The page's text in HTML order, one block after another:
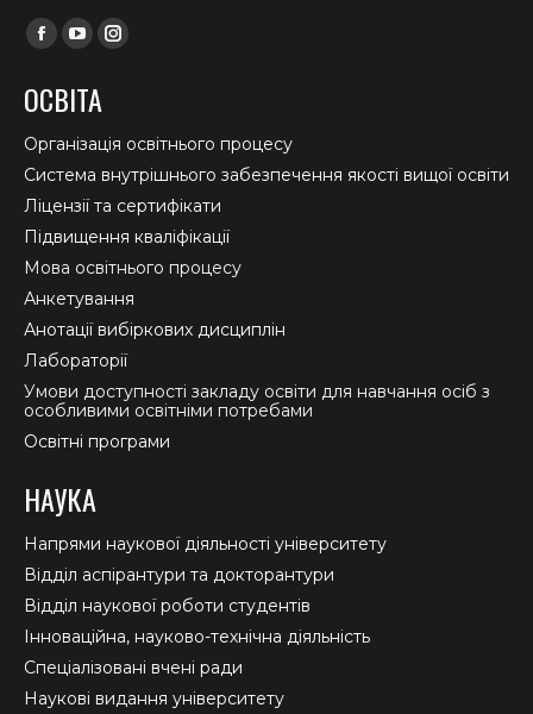
Find us on:
Facebook
opens
in
new
window
YouTube
opens
in
new
window
Instagram
in
new
window
ОСВІТА
Організація освітнього процесу
Система внутрішнього забезпечення якості вищої освіти
Ліцензії та сертифікати
Підвищення кваліфікації
Мова освітнього процесу
Анкетування
Анотації вибіркових дисциплін
Лабораторії
Умови доступності закладу освіти для навчання осіб з
особливими освітніми потребами
Освітні програми
НАУКА
Напрями наукової діяльності університету
Відділ аспірантури та докторантури
Відділ наукової роботи студентів
Інноваційна, науково-технічна діяльність
Спеціалізовані вчені ради
Наукові видання університету